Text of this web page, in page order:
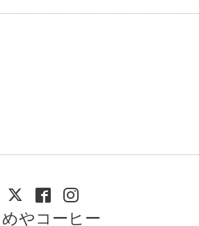
めやコーヒー